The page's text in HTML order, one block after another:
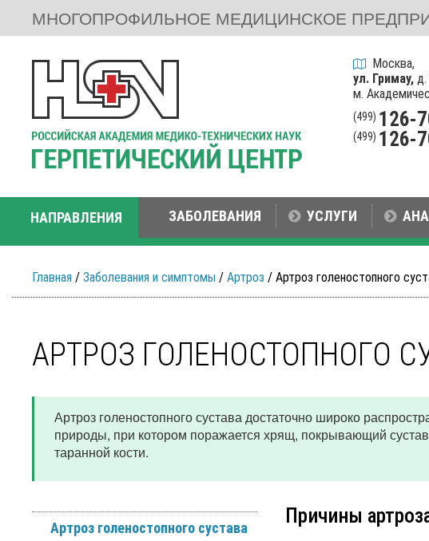
МНОГОПРОФИЛЬНОЕ МЕДИЦИНСКОЕ
Москва,
ул. Гримау,д.
м.
(499) 126-
(499) 126-
НАПРАВЛЕНИЯ ЗАБОЛЕВАНИЯ УСЛУГИ
Главная / Заболевания и симптомы / Артроз / Артроз голеностопного
АРТРОЗ ГОЛЕНОСТОПНОГО
Артроз голеностопного сустава достаточно широко
природы, при котором поражается хрящ, покрывающий
таранной кости.
Артроз голеностопного сустава
Причины